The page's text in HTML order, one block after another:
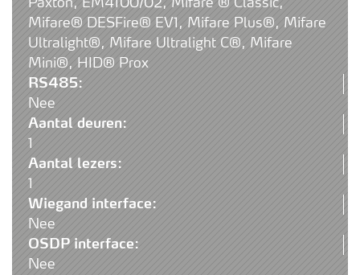
Mifare® DESFire® EV1, Mifare Plus®, Mifare
Ultralight®, Mifare Ultralight C®, Mifare
Mini®, HID® Prox
RS485:
Nee
Aantal deuren:
1
Aantal lezers:
1
Wiegand interface:
Nee
OSDP interface:
Nee